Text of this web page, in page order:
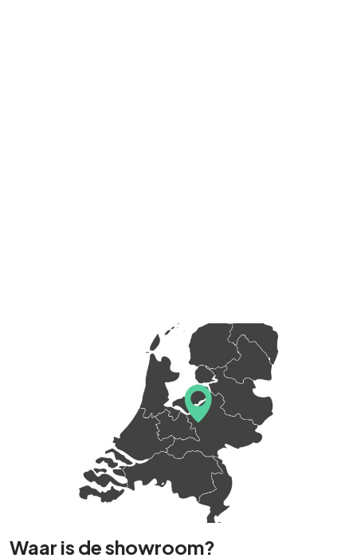
Waar is de showroom?